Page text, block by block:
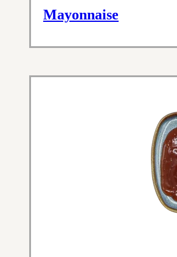
Mayonnaise